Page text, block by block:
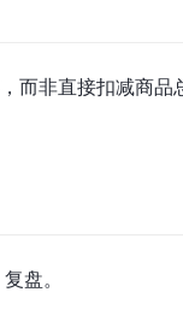
而非直接扣减商
盘。